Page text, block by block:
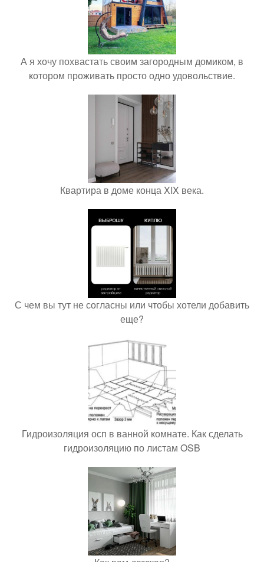
А я хочу похвастать своим загородным домиком, в
котором проживать просто одно удовольствие.
Квартира в доме конца XIX века.
С чем вы тут не согласны или чтобы хотели добавить
еще?
Гидроизоляция осп в ванной комнате. Как сделать
гидроизоляцию по листам OSB